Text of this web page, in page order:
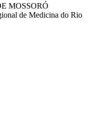
MOSSORÓ
de Medicina do Rio